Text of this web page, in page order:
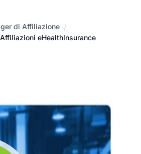
di Affiliazione /
eHealthInsurance